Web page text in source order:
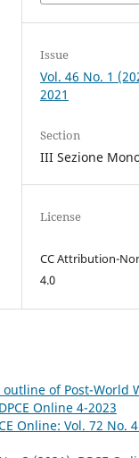
Issue
Vol. 46 No. 1
2021
Section
III Sezione
License
CC Attribution-
4.0
of Post-World
Online 4-2023
Online: Vol. 72 No.